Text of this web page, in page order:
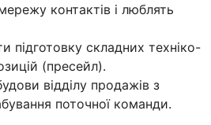
контактів і люблять
підготовку складних техніко-
(пресейл).
відділу продажів з
поточної команди.